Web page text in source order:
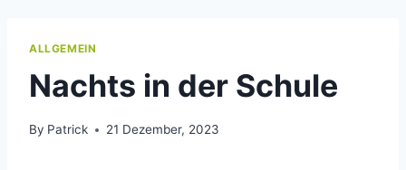
ALLGEMEIN
Nachts in der Schule
By Patrick 21 Dezember, 2023